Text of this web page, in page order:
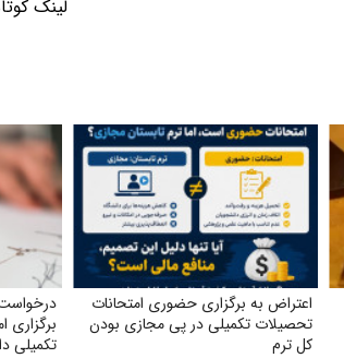
لینک
اعتراض به برگزاری حضوری امتحانات
تحصیلات تکمیلی در پی مجازی بودن
کل ترم
برگزاری
تکمیلی